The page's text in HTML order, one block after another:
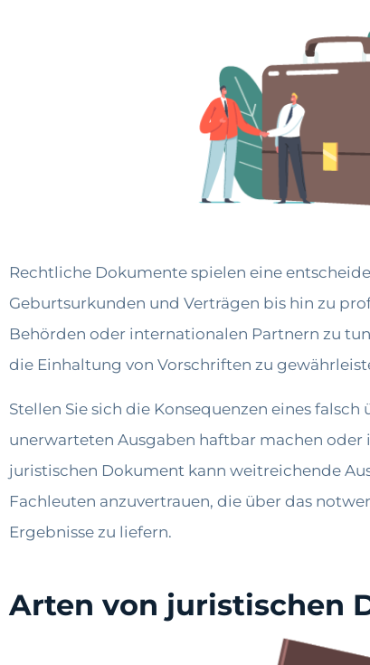
Rechtliche Dokumente spielen eine
Geburtsurkunden und Verträgen bis hin zu
Behörden oder internationalen Partnern zu
die Einhaltung von Vorschriften zu
Stellen Sie sich die Konsequenzen eines
unerwarteten Ausgaben haftbar machen
juristischen Dokument kann weitreichende
Fachleuten anzuvertrauen, die über das
Ergebnisse zu liefern.
Arten von juristischen